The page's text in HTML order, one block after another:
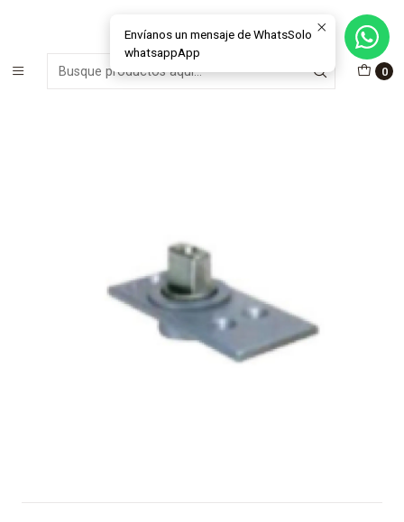
0
MÁS DE 15 AÑOS FABRICANDO E INSTALANDO SOLUCIONES DE
CRISTAL Y VENTANAS
Inicio Materiales e Insumos Cristales
Herraje - Pivote
Envíanos un mensaje de WhatsSolo
whatsappApp